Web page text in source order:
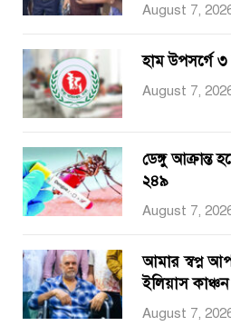
August 7,
হাম উপসর্গে
August 7,
ডেঙ্গু আক্রান্ত
২৪৯
August 7,
আমার স্বপ্ন
ইলিয়াস কাঞ্চন
August 7,